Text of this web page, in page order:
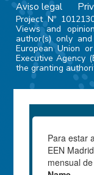
Aviso legal
Project Nº
Views and
author(s) only
European Union
Executive Agency
the granting